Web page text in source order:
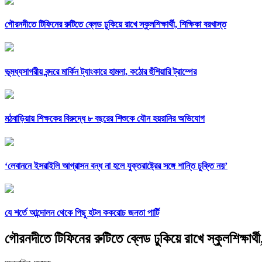
গৌরনদীতে টিফিনের রুটিতে ব্লেড ঢুকিয়ে রাখে স্কুলশিক্ষার্থী, শিক্ষিকা বরখাস্ত
ভূমধ্যসাগরীয় বন্দরে মার্কিন ট্যাংকারে হামলা, কঠোর হুঁশিয়ারি ট্রাম্পের
মঠবাড়িয়ায় শিক্ষকের বিরুদ্ধে ৮ বছরের শিশুকে যৌন হয়রানির অভিযোগ
‘লেবাননে ইসরাইলি আগ্রাসন বন্ধ না হলে যুক্তরাষ্ট্রের সঙ্গে শান্তি চুক্তি নয়’
যে শর্তে আন্দোলন থেকে পিছু হটল ককরোচ জনতা পার্টি
গৌরনদীতে টিফিনের রুটিতে ব্লেড ঢুকিয়ে রাখে